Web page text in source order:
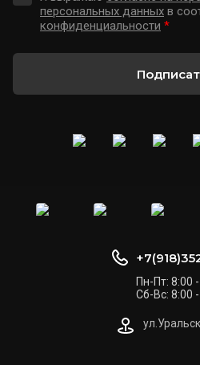
персональных данных в
конфиденциальности *
Пн-Пт: 8:00
Сб-Вс: 8:00